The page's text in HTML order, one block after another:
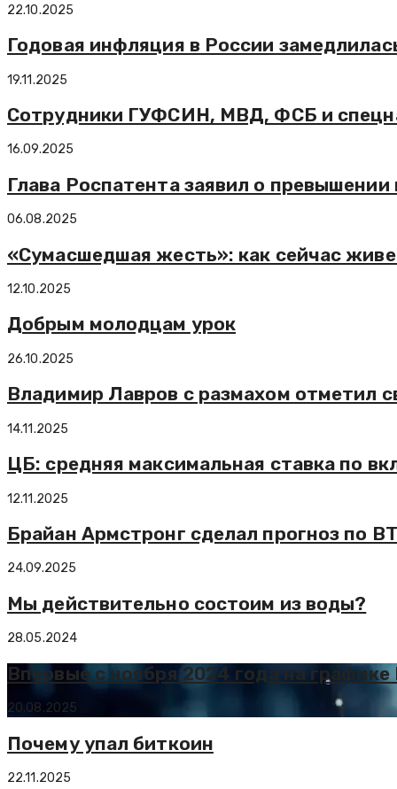
22.10.2025
Годовая инфляция в России
19.11.2025
Сотрудники ГУФСИН, МВД, ФСБ и
16.09.2025
Глава Роспатента заявил о
06.08.2025
«Сумасшедшая жесть»: как сейчас
12.10.2025
Добрым молодцам урок
26.10.2025
Владимир Лавров с размахом отметил
14.11.2025
ЦБ: средняя максимальная ставка по
12.11.2025
Брайан Армстронг сделал прогноз по
24.09.2025
Мы действительно состоим из воды?
28.05.2024
Впервые с ноября 2024 года на
20.08.2025
Почему упал биткоин
22.11.2025